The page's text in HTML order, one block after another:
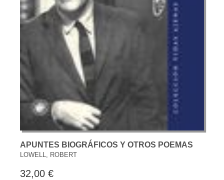
APUNTES BIOGRÁFICOS Y OTROS POEMAS
LOWELL, ROBERT
32,00 €